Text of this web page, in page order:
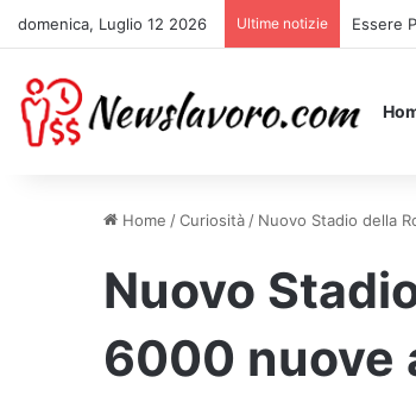
domenica, Luglio 12 2026 Ultime notizie Essere
Home /Curiosità / Nuovo Stadio della
Nuovo
6000 nuove